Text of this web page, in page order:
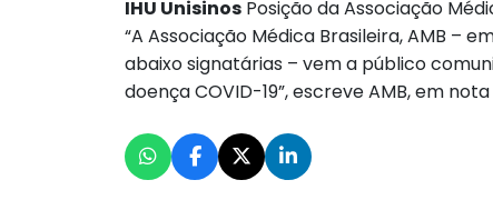
IHU Unisinos Posição da Associação
“A Associação Médica Brasileira, AMB –
abaixo signatárias – vem a público
doença COVID-19”, escreve AMB, em